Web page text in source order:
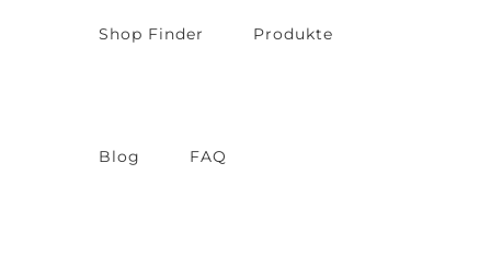
Shop Finder Produkte
Blog FAQ